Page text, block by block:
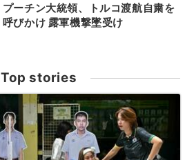
プーチン大統領、トルコ渡航自粛を
呼びかけ 露軍機撃墜受け
Top stories